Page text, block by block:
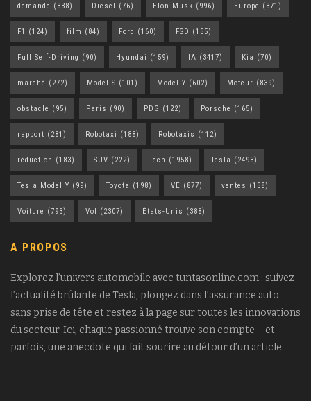
demande (338) Diesel (76) Elon Musk (996) Europe (371)
F1 (124) film (84) Ford (160) FSD (155)
Full Self-Driving (90) Hyundai (159) IA (3417) Kia (70)
marché (272) Model S (101) Model Y (602) Moteur (839)
obstacle (95) Paris (90) PDG (122) Porsche (165)
rapport (281) Robotaxi (188) Robotaxis (112)
réduction (183) SUV (222) Tech (1958) Tesla (2493)
Tesla Model Y (99) Toyota (198) VE (877) ventes (158)
Voiture (793) Vol (2307) États-Unis (388)
A PROPOS
Explorez l’univers automobile avec tuntasonline.com : suivez
l’actualité brûlante de Tesla, plongez dans l’assurance auto
sans prise de tête et restez à la page sur toutes les innovations
du secteur. Ici, chaque passionné trouve son compte – et
parfois, une anecdote qui fait sourire au détour d’un article.